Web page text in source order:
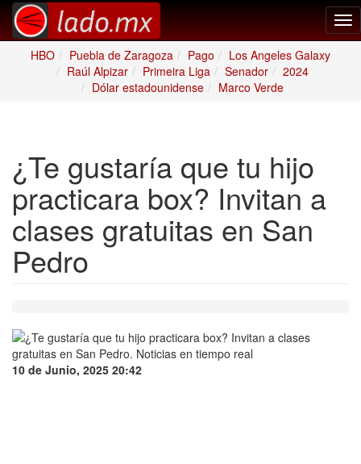
HBO
Puebla de Zaragoza Pago
Los Angeles Galaxy
Raúl Alpizar
Primeira Liga Senador
2024
Dólar estadounidense
Marco Verde
¿Te gustaría que tu hijo
practicara box? Invitan a
clases gratuitas en San
Pedro
10 de Junio, 2025 20:42